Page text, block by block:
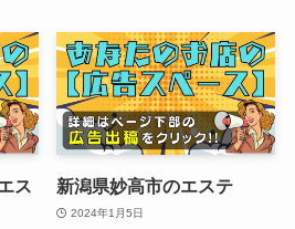
ス
新潟県妙高市のエステ
2024年1月5日